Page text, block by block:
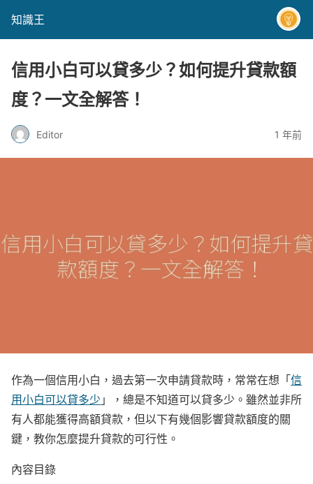
知識王
信用小白可以貸多少？如何提升貸款額
度？一文全解答！
Editor 1 年前
作為一個信用小白，過去第一次申請貸款時，常常在想「信
用小白可以貸多少 」，總是不知道可以貸多少。雖然並非所
有人都能獲得高額貸款，但以下有幾個影響貸款額度的關
鍵，教你怎麼提升貸款的可行性。
內容目錄